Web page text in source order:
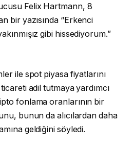
Felix Hartmann, 8
bir yazısında “Erkenci
gibi hissediyorum.”
ile spot piyasa fiyatlarını
adil tutmaya yardımcı
fonlama oranlarının bir
bunun da alıcılardan daha
geldiğini söyledi.